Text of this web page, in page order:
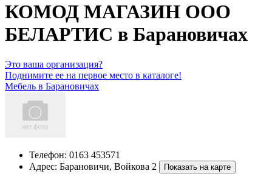
КОМОД МАГАЗИН ООО
БЕЛАРТИС в Барановичах
Это ваша организация?
Поднимите ее на первое место в каталоге!
Мебель в Барановичах
Телефон: 0163 453571
Адрес: Барановичи, Войкова 2